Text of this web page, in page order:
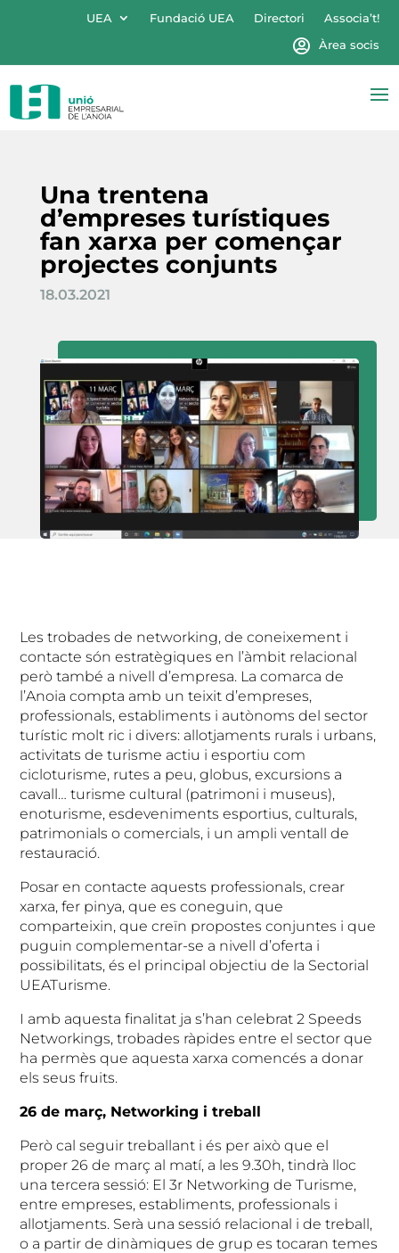
UEA Fundació UEA Directori
Associa’t!
Àrea socis
Una trentena
d’empreses turístiques
fan xarxa per començar
projectes conjunts
18.03.2021
Les trobades de networking, de coneixement i
contacte són estratègiques en l’àmbit relacional
però també a nivell d’empresa. La comarca de
l’Anoia compta amb un teixit d’empreses,
professionals, establiments i autònoms del sector
turístic molt ric i divers: allotjaments rurals i urbans,
activitats de turisme actiu i esportiu com
cicloturisme, rutes a peu, globus, excursions a
cavall… turisme cultural (patrimoni i museus),
enoturisme, esdeveniments esportius, culturals,
patrimonials o comercials, i un ampli ventall de
restauració.
Posar en contacte aquests professionals, crear
xarxa, fer pinya, que es coneguin, que
comparteixin, que creïn propostes conjuntes i que
puguin complementar-se a nivell d’oferta i
possibilitats, és el principal objectiu de la Sectorial
UEATurisme.
I amb aquesta finalitat ja s’han celebrat 2 Speeds
Networkings, trobades ràpides entre el sector que
ha permès que aquesta xarxa comencés a donar
els seus fruits.
26 de març, Networking i treball
Però cal seguir treballant i és per això que el
proper 26 de març al matí, a les 9.30h, tindrà lloc
una tercera sessió: El 3r Networking de Turisme,
entre empreses, establiments, professionals i
allotjaments. Serà una sessió relacional i de treball,
o a partir de dinàmiques de grup es tocaran temes